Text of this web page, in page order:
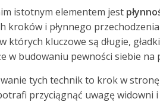
istotnym elementem jest
kroków i płynnego
których kluczowe są długie,
w budowaniu pewności siebie
tych technik to krok w
przyciągnąć uwagę widowni